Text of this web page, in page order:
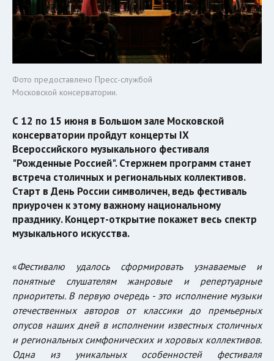
Фото предоставлено Пресс-службой
Московской консерватории.
С 12 по 15 июня в Большом зале Московской
консерватории пройдут концерты IX
Всероссийского музыкального фестиваля
"Рожденные Россией". Стержнем программ станет
встреча столичных и региональных коллективов.
Старт в День России символичен, ведь фестиваль
приурочен к этому важному национальному
празднику. Концерт-открытие покажет весь спектр
музыкального искусства.
«Фестивалю удалось сформировать узнаваемые и
понятные слушателям жанровые и репертуарные
приоритеты. В первую очередь -это исполнение музыки
отечественных авторов от классики до премьерных
опусов наших дней в исполнении известных столичных
и региональных симфонических и хоровых коллективов.
Одна из уникальных особенностей фестиваля